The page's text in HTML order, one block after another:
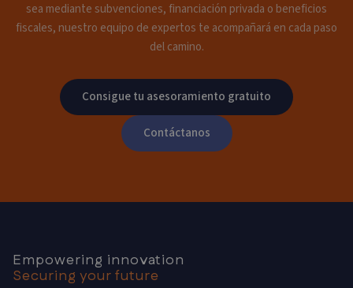
sea mediante subvenciones, financiación privada o beneficios
fiscales, nuestro equipo de expertos te acompañará en cada paso
del camino.
Consigue tu asesoramiento gratuito
Contáctanos
Empowering innovation
Securing your future